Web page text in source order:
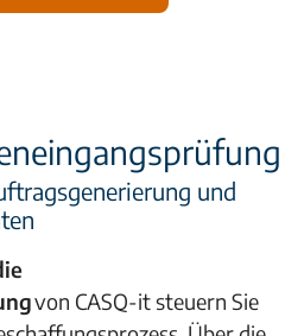
und
von CASQ-it steuern Sie